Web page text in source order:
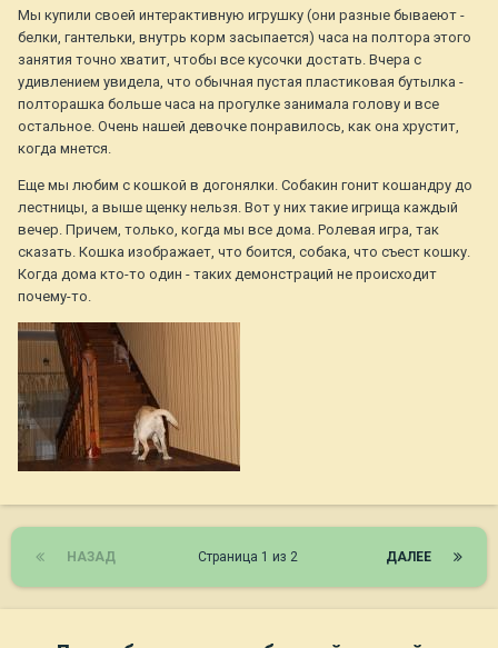
Мы купили своей интерактивную игрушку (они разные бываеют -
белки, гантельки, внутрь корм засыпается) часа на полтора этого
занятия точно хватит, чтобы все кусочки достать. Вчера с
удивлением увидела, что обычная пустая пластиковая бутылка -
полторашка больше часа на прогулке занимала голову и все
остальное. Очень нашей девочке понравилось, как она хрустит,
когда мнется.
Еще мы любим с кошкой в догонялки. Собакин гонит кошандру до
лестницы, а выше щенку нельзя. Вот у них такие игрища каждый
вечер. Причем, только, когда мы все дома. Ролевая игра, так
сказать. Кошка изображает, что боится, собака, что съест кошку.
Когда дома кто-то один - таких демонстраций не происходит
почему-то.
НАЗАД ДАЛЕЕ
Страница 1 из 2